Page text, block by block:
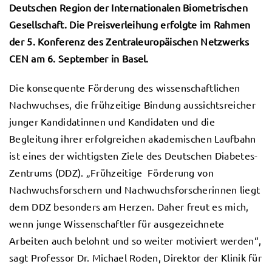
Deutschen Region der Internationalen Biometrischen
Gesellschaft. Die Preisverleihung erfolgte im Rahmen
der 5. Konferenz des Zentraleuropäischen Netzwerks
CEN am 6. September in Basel.
Die konsequente Förderung des wissenschaftlichen
Nachwuchses, die frühzeitige Bindung aussichtsreicher
junger Kandidatinnen und Kandidaten und die
Begleitung ihrer erfolgreichen akademischen Laufbahn
ist eines der wichtigsten Ziele des Deutschen Diabetes-
Zentrums (DDZ).
„Frühzeitige Förderung von
Nachwuchsforschern und Nachwuchsforscherinnen liegt
dem DDZ besonders am Herzen. Daher freut es mich,
wenn junge Wissenschaftler für ausgezeichnete
Arbeiten auch belohnt und so weiter motiviert werden“,
sagt Professor Dr. Michael Roden, Direktor der Klinik für